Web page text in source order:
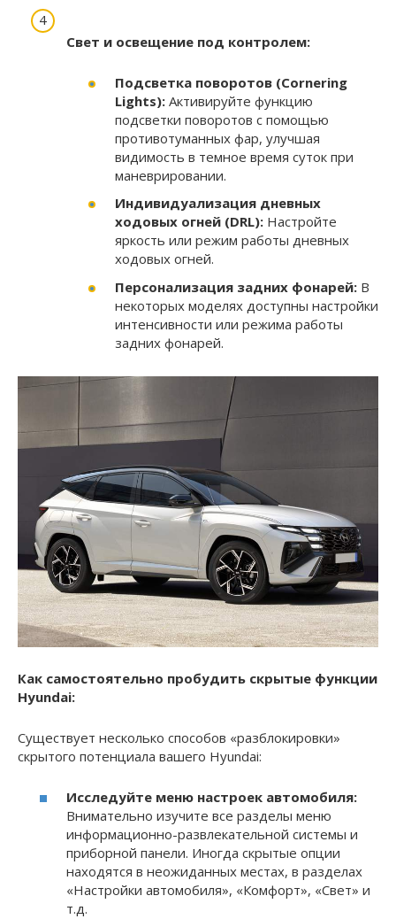
Свет и освещение под контролем:
Подсветка поворотов (Cornering
Lights): Активируйте функцию
подсветки поворотов с помощью
противотуманных фар, улучшая
видимость в темное время суток при
маневрировании.
Индивидуализация дневных
ходовых огней (DRL): Настройте
яркость или режим работы дневных
ходовых огней.
Персонализация задних фонарей: В
некоторых моделях доступны настройки
интенсивности или режима работы
задних фонарей.
Как самостоятельно пробудить скрытые функции
Hyundai:
Существует несколько способов «разблокировки»
скрытого потенциала вашего Hyundai:
Исследуйте меню настроек автомобиля:
Внимательно изучите все разделы меню
информационно-развлекательной системы и
приборной панели. Иногда скрытые опции
находятся в неожиданных местах, в разделах
«Настройки автомобиля», «Комфорт», «Свет» и
т.д.